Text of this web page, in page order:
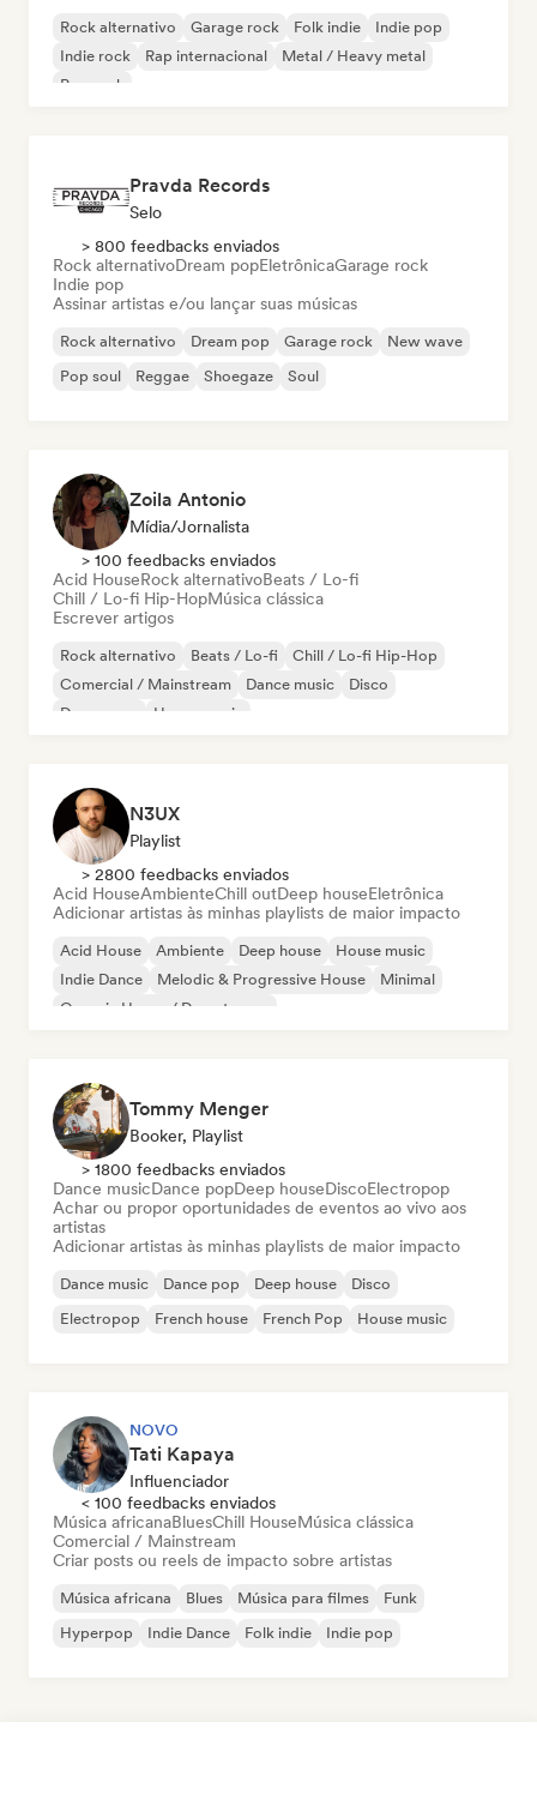
Rock alternativo Garage rock Folk indie
Indie pop
Indie rock
Rap internacional
Metal / Heavy metal
Pop rock
Pravda Records
Selo
> 800 feedbacks enviados
Rock alternativoDream popEletrônicaGarage rock
Indie pop
Assinar artistas e/ou lançar suas músicas
Rock alternativo Dream pop Garage rock
New wave
Pop soul
Reggae Shoegaze Soul
Zoila Antonio
Mídia/Jornalista
> 100 feedbacks enviados
Acid HouseRock alternativoBeats / Lo-fi
Chill / Lo-fi Hip-HopMúsica clássica
Escrever artigos
Rock alternativo Beats / Lo-fi
Chill / Lo-fi Hip-Hop
Comercial / Mainstream
Dance music
Disco
Dream pop
House music
N3UX
Playlist
> 2800 feedbacks enviados
Acid HouseAmbienteChill outDeep houseEletrônica
Adicionar artistas às minhas playlists de maior impacto
Acid House Ambiente Deep house
House music
Indie Dance
Melodic & Progressive House
Minimal
Organic House / Downtempo
Tommy Menger
Booker, Playlist
> 1800 feedbacks enviados
Dance musicDance popDeep houseDiscoElectropop
Achar ou propor oportunidades de eventos ao vivo aos
artistas
Adicionar artistas às minhas playlists de maior impacto
Dance music Dance pop Deep house
Disco
Electropop
French house French Pop House music
NOVO
Tati Kapaya
Influenciador
< 100 feedbacks enviados
Música africanaBluesChill HouseMúsica clássica
Comercial / Mainstream
Criar posts ou reels de impacto sobre artistas
Música africana Blues Música para filmes
Funk
Hyperpop
Indie Dance Folk indie Indie pop